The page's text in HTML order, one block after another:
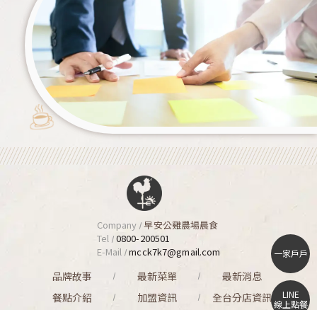
Company 早安公雞農場晨食
Tel 0800-200501
E-Mail mcck7k7@gmail.com
品牌故事 最新菜單
最新消息
餐點介紹
加盟資訊 全台分店資訊
一家戶戶
LINE
線上點餐